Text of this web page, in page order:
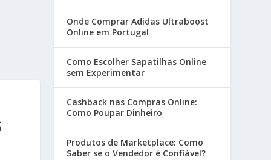
Onde Comprar Adidas Ultraboost
Online em Portugal
Como Escolher Sapatilhas Online
sem Experimentar
Cashback nas Compras Online:
Como Poupar Dinheiro
Produtos de Marketplace: Como
Saber se o Vendedor é Confiável?